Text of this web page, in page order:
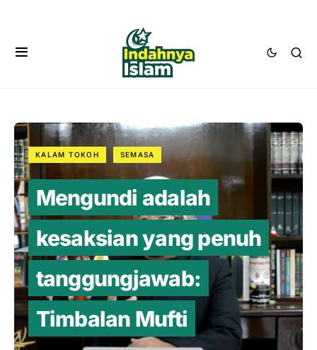
KALAM TOKOH SEMASA
Mengundi adalah
kesaksian yang penuh
tanggungjawab:
Timbalan Mufti